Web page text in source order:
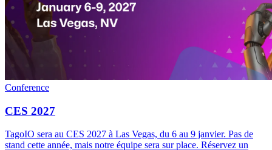
Conference
CES 2027
TagoIO sera au CES 2027 à Las Vegas, du 6 au 9 janvier. Pas de
stand cette année, mais notre équipe sera sur place. Réservez un